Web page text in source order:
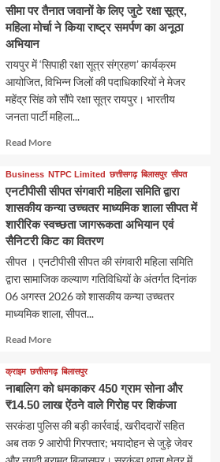
सीमा पर तैनात जवानों के लिए जुटे रक्षा सूत्र,
महिला मोर्चा ने किया राष्ट्र समर्पण का अनूठा
अभियान
रायपुर में ‘सिपाही रक्षा सूत्र संग्रहण’ कार्यक्रम
आयोजित, विभिन्न जिलों की पदाधिकारियों ने मेजर
महेंद्र सिंह को सौंपे रक्षा सूत्र रायपुर। भारतीय
जनता पार्टी महिला...
Read MoreRead
about
Business NTPC Limited छत्तीसगढ़ बिलासपुर सीपत
एनटीपीसी सीपत संगवारी महिला समिति द्वारा
शासकीय कन्या उच्चतर माध्यमिक शाला सीपत में
शारीरिक स्वच्छता जागरूकता अभियान एवं
सैनिटरी किट का वितरण
सीपत । एनटीपीसी सीपत की संगवारी महिला समिति
द्वारा सामाजिक कल्याण गतिविधियों के अंतर्गत दिनांक
06 अगस्त 2026 को शासकीय कन्या उच्चतर
माध्यमिक शाला, सीपत...
Read MoreRead
about
क्राइम छत्तीसगढ़ बिलासपुर
नाबालिग को धमकाकर 450 ग्राम सोना और
₹14.50 लाख ऐंठने वाले गिरोह पर शिकंजा
सरकंडा पुलिस की बड़ी कार्रवाई, खरीददारों सहित
अब तक 9 आरोपी गिरफ्तार; भयादोहन से जुड़े जेवर